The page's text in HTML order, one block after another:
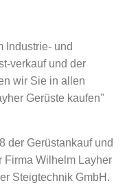
Industrie- und
verkauf und der
wir Sie in allen
Gerüste kaufen"
der Gerüstankauf und
Firma Wilhelm Layher
Steigtechnik GmbH.